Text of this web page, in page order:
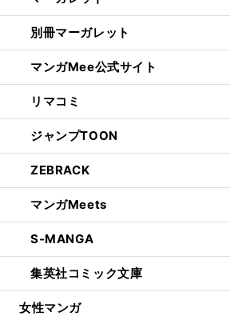
別冊マーガレット
マンガMee公式サイト
リマコミ
ジャンプTOON
ZEBRACK
マンガMeets
S-MANGA
集英社コミック文庫
女性マンガ